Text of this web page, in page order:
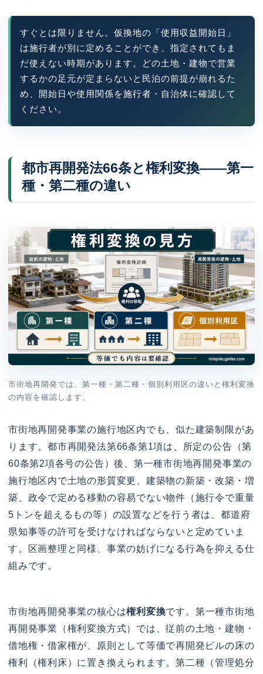
すぐとは限りません。仮換地の「使用収益開始日」
は施行者が別に定めることができ、指定されてもま
だ使えない時期があります。どの土地・建物で営業
するかの足元が定まらないと民泊の前提が崩れるた
め、開始日や使用関係を施行者・自治体に確認して
ください。
都市再開発法66条と権利変換——第一
種・第二種の違い
市街地再開発では、第一種・第二種・個別利用区の違いと権利変換
の内容を確認します。
市街地再開発事業の施行地区内でも、似た建築制限があ
ります。都市再開発法第66条第1項は、所定の公告（第
60条第2項各号の公告）後、第一種市街地再開発事業の
施行地区内で土地の形質変更、建築物の新築・改築・増
築、政令で定める移動の容易でない物件（施行令で重量
5トンを超えるもの等）の設置などを行う者は、都道府
県知事等の許可を受けなければならないと定めていま
す。区画整理と同様、事業の妨げになる行為を抑える仕
組みです。
市街地再開発事業の核心は権利変換です。第一種市街地
再開発事業（権利変換方式）では、従前の土地・建物・
借地権・借家権が、原則として等価で再開発ビルの床の
権利（権利床）に置き換えられます。第二種（管理処分